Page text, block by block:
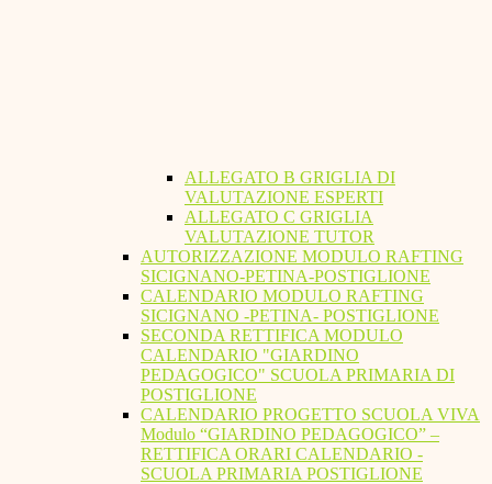
ALLEGATO B GRIGLIA DI
VALUTAZIONE ESPERTI
ALLEGATO C GRIGLIA
VALUTAZIONE TUTOR
AUTORIZZAZIONE MODULO RAFTING
SICIGNANO-PETINA-POSTIGLIONE
CALENDARIO MODULO RAFTING
SICIGNANO -PETINA- POSTIGLIONE
SECONDA RETTIFICA MODULO
CALENDARIO "GIARDINO
PEDAGOGICO" SCUOLA PRIMARIA DI
POSTIGLIONE
CALENDARIO PROGETTO SCUOLA VIVA
Modulo “GIARDINO PEDAGOGICO” –
RETTIFICA ORARI CALENDARIO -
SCUOLA PRIMARIA POSTIGLIONE